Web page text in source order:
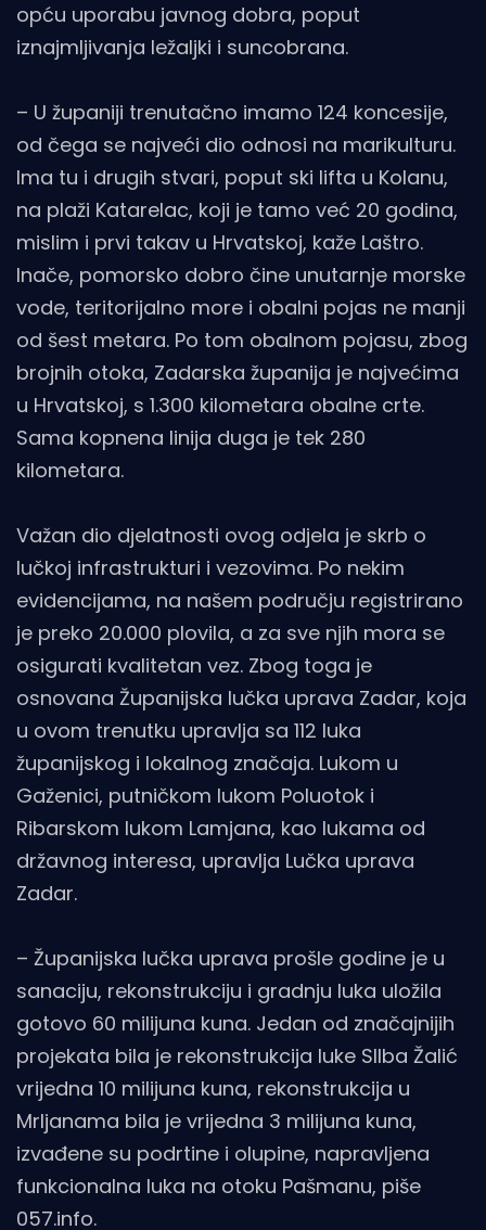
opću uporabu javnog dobra, poput
iznajmljivanja ležaljki i suncobrana.
– U županiji trenutačno imamo 124 koncesije,
od čega se najveći dio odnosi na marikulturu.
Ima tu i drugih stvari, poput ski lifta u Kolanu,
na plaži Katarelac, koji je tamo već 20 godina,
mislim i prvi takav u Hrvatskoj, kaže Laštro.
Inače, pomorsko dobro čine unutarnje morske
vode, teritorijalno more i obalni pojas ne manji
od šest metara. Po tom obalnom pojasu, zbog
brojnih otoka, Zadarska županija je najvećima
u Hrvatskoj, s 1.300 kilometara obalne crte.
Sama kopnena linija duga je tek 280
kilometara.
Važan dio djelatnosti ovog odjela je skrb o
lučkoj infrastrukturi i vezovima. Po nekim
evidencijama, na našem području registrirano
je preko 20.000 plovila, a za sve njih mora se
osigurati kvalitetan vez. Zbog toga je
osnovana Županijska lučka uprava Zadar, koja
u ovom trenutku upravlja sa 112 luka
županijskog i lokalnog značaja. Lukom u
Gaženici, putničkom lukom Poluotok i
Ribarskom lukom Lamjana, kao lukama od
državnog interesa, upravlja Lučka uprava
Zadar.
– Županijska lučka uprava prošle godine je u
sanaciju, rekonstrukciju i gradnju luka uložila
gotovo 60 milijuna kuna. Jedan od značajnijih
projekata bila je rekonstrukcija luke SIlba Žalić
vrijedna 10 milijuna kuna, rekonstrukcija u
Mrljanama bila je vrijedna 3 milijuna kuna,
izvađene su podrtine i olupine, napravljena
funkcionalna luka na otoku Pašmanu, piše
057.info.